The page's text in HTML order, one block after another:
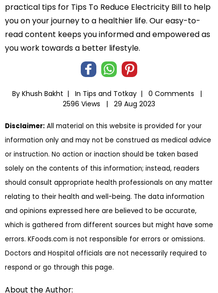
practical tips for Tips To Reduce Electricity Bill to help
you on your journey to a healthier life. Our easy-to-
read content keeps you informed and empowered as
you work towards a better lifestyle.
By Khush Bakht | In Tips and Totkay |
0 Comments |
2596 Views |
29 Aug 2023
Disclaimer: All material on this website is provided for your
information only and may not be construed as medical advice
or instruction. No action or inaction should be taken based
solely on the contents of this information; instead, readers
should consult appropriate health professionals on any matter
relating to their health and well-being. The data information
and opinions expressed here are believed to be accurate,
which is gathered from different sources but might have some
errors. KFoods.com is not responsible for errors or omissions.
Doctors and Hospital officials are not necessarily required to
respond or go through this page.
About the Author: